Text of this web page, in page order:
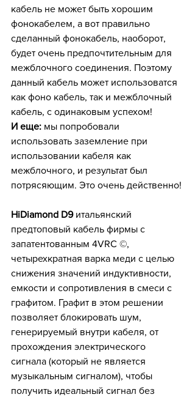
кабель не может быть хорошим
фонокабелем, а вот правильно
сделанный фонокабель, наоборот,
будет очень предпочтительным для
межблочного соединения. Поэтому
данный кабель может использоватся
как фоно кабель, так и межблочный
кабель, с одинаковым успехом!
И еще: мы попробовали
использовать заземление при
использовании кабеля как
межблочного, и результат был
потрясяющим. Это очень действенно!
HiDiamond D9 итальянский
предтоповый кабель фирмы с
запатентованным 4VRC ©,
четырехкратная варка меди с целью
снижения значений индуктивности,
емкости и сопротивления в смеси с
графитом. Графит в этом решении
позволяет блокировать шум,
генерируемый внутри кабеля, от
прохождения электрического
сигнала (который не является
музыкальным сигналом), чтобы
получить идеальный сигнал без